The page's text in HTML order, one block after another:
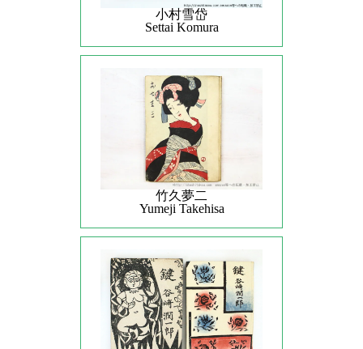
小村雪岱
Settai Komura
竹久夢二
Yumeji Takehisa